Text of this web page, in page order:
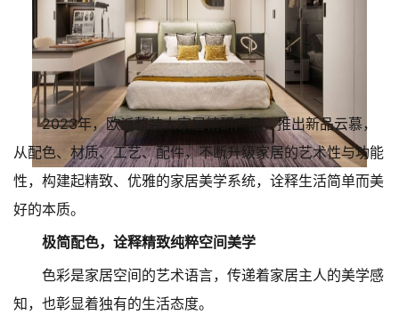
2023年，欧派整装大家居精研产品，推出新品云慕，
从配色、材质、工艺、配件，不断升级家居的艺术性与功能
性，构建起精致、优雅的家居美学系统，诠释生活简单而美
好的本质。
极简配色，诠释精致纯粹空间美学
色彩是家居空间的艺术语言，传递着家居主人的美学感
知，也彰显着独有的生活态度。